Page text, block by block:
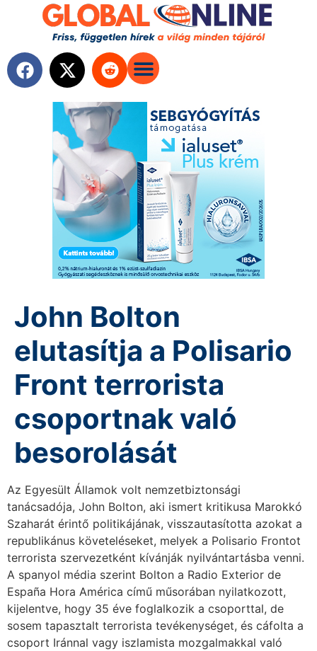
John Bolton
elutasítja a Polisario
Front terrorista
csoportnak való
besorolását
Az Egyesült Államok volt nemzetbiztonsági
tanácsadója, John Bolton, aki ismert kritikusa Marokkó
Szaharát érintő politikájának, visszautasította azokat a
republikánus követeléseket, melyek a Polisario Frontot
terrorista szervezetként kívánják nyilvántartásba venni.
A spanyol média szerint Bolton a Radio Exterior de
España Hora América című műsorában nyilatkozott,
kijelentve, hogy 35 éve foglalkozik a csoporttal, de
sosem tapasztalt terrorista tevékenységet, és cáfolta a
csoport Iránnal vagy iszlamista mozgalmakkal való